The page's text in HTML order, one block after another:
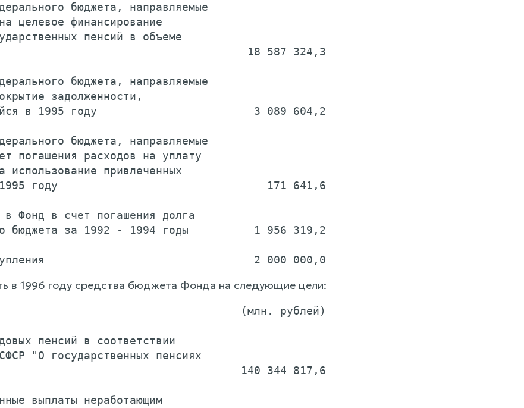
бюджета, направляемые
целевое финансирование
пенсий в объеме
18 587 324,3
бюджета, направляемые
задолженности,
в 1995 году                        3 089 604,2
бюджета, направляемые
погашения расходов на уплату
использование привлеченных
году                                171 641,6
в Фонд в счет погашения долга
бюджета за 1992 - 1994 годы          1 956 319,2
в 1996 году средства бюджета Фонда на следующие цели:
(млн. рублей)
пенсий в соответствии
"О государственных пенсиях
140 344 817,6
выплаты неработающим